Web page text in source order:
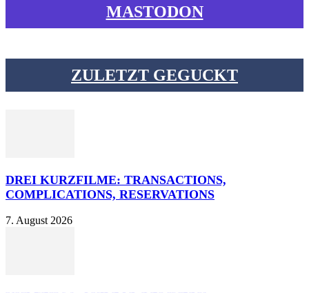
MASTODON
ZULETZT GEGUCKT
DREI KURZFILME: TRANSACTIONS,
COMPLICATIONS, RESERVATIONS
7. August 2026